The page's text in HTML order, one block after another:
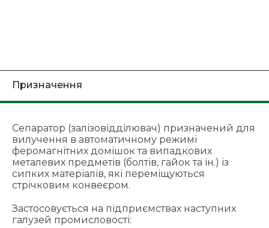
Призначення
Сепаратор (залізовідділювач) призначений для
вилучення в автоматичному режимі
феромагнітних домішок та випадкових
металевих предметів (болтів, гайок та ін.) із
сипких матеріалів, які переміщуються
стрічковим конвеєром.
Застосовується на підприємствах наступних
галузей промисловості: